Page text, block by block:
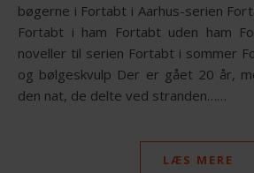
bøgerne i Fortabt i Aarhus-serien
Fortabt i ham Fortabt uden ham
noveller til serien Fortabt i sommer
og bølgeskvulp Der er gået 20 år,
den nat, de delte ved stranden……
LÆS MERE